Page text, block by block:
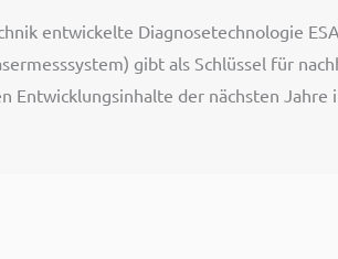
entwickelte Diagnosetechnologie
gibt als Schlüssel für
Entwicklungsinhalte der nächsten Jahre